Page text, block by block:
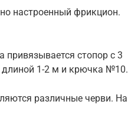
настроенный фрикцион.
привязывается стопор с 3
длиной 1-2 м и крючка №10.
различные черви. На